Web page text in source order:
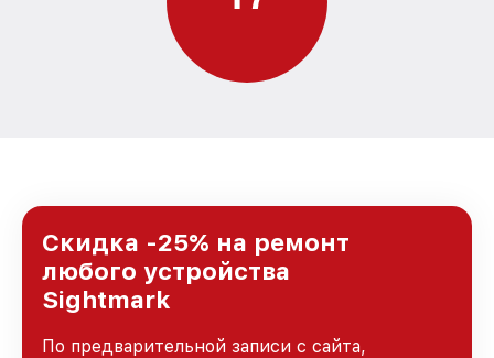
Скидка -25% на ремонт
любого устройства
Sightmark
По предварительной записи с сайта,